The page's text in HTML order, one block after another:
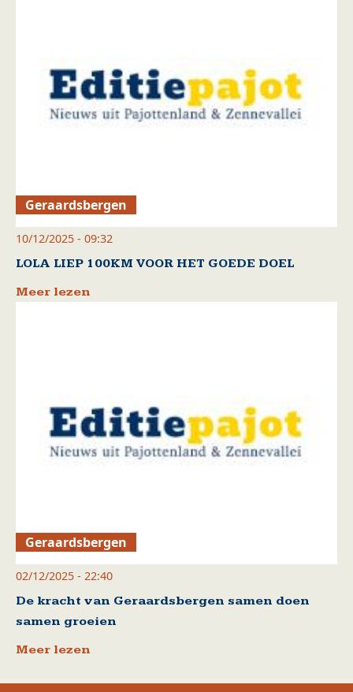
Geraardsbergen
10/12/2025 - 09:32
LOLA LIEP 100KM VOOR HET GOEDE DOEL
Meer lezen
Geraardsbergen
02/12/2025 - 22:40
De kracht van Geraardsbergen samen doen
samen groeien
Meer lezen